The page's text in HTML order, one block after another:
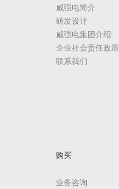
威强电简介
研发设计
威强电集团介绍
企业社会责任政策
联系我们
购买
业务咨询